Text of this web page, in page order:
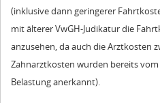
(inklusive dann geringerer
mit älterer VwGH-Judikatur die
anzusehen, da auch die Arztkosten
Zahnarztkosten wurden bereits
Belastung anerkannt).